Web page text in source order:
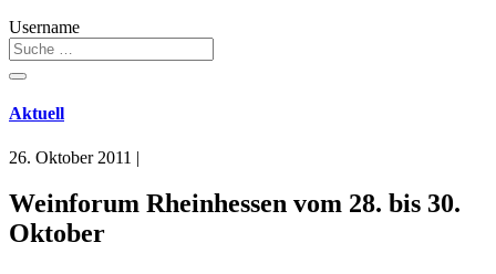
Username
Aktuell
26. Oktober 2011 |
Weinforum Rheinhessen vom 28. bis 30.
Oktober